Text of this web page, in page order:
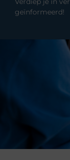
geïnformeerd!